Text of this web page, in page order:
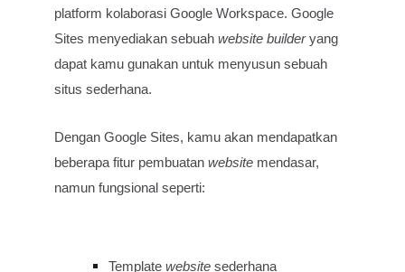
platform kolaborasi Google Workspace. Google
Sites menyediakan sebuahwebsite builderyang
dapat kamu gunakan untuk menyusun sebuah
situs sederhana.
Dengan Google Sites, kamu akan mendapatkan
beberapa fitur pembuatanwebsite mendasar,
namun fungsional seperti:
Templatewebsite sederhana